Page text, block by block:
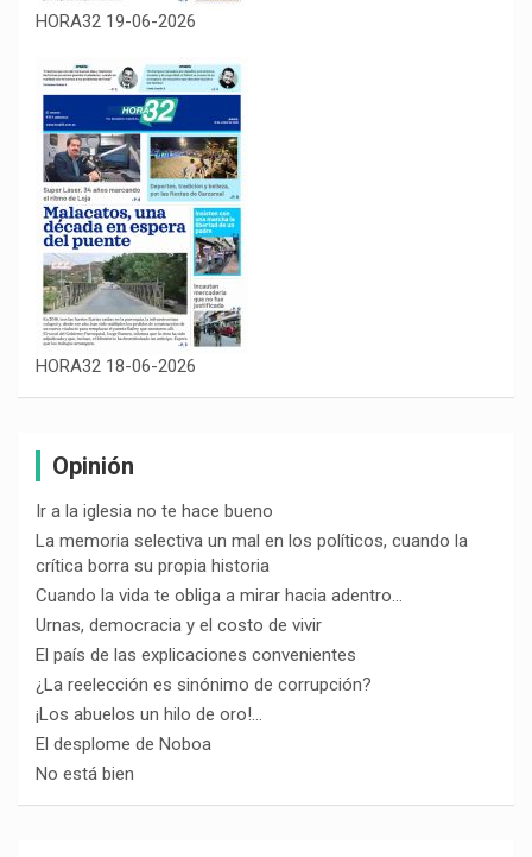
HORA32 19-06-2026
HORA32 18-06-2026
Opinión
Ir a la iglesia no te hace bueno
La memoria selectiva un mal en los políticos, cuando la
crítica borra su propia historia
Cuando la vida te obliga a mirar hacia adentro…
Urnas, democracia y el costo de vivir
El país de las explicaciones convenientes
¿La reelección es sinónimo de corrupción?
¡Los abuelos un hilo de oro!…
El desplome de Noboa
No está bien